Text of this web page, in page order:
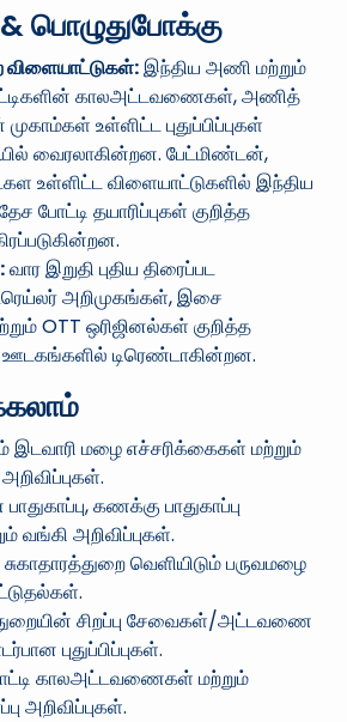
பொழுதுபோக்கு
விளையாட்டுகள்:இந்திய அணி மற்றும்
காலஅட்டவணைகள், அணித்
உள்ளிட்ட புதுப்பிப்புகள்
வைரலாகின்றன. பேட்மிண்டன்,
உள்ளிட்ட விளையாட்டுகளில் இந்திய
போட்டி தயாரிப்புகள் குறித்த
வார இறுதி புதிய திரைப்பட
அறிமுகங்கள், இசை
OTT ஒரிஜினல்கள் குறித்த
ஊடகங்களில் டிரெண்டாகின்றன.
இடவாரி மழை எச்சரிக்கைகள் மற்றும்
கணக்கு பாதுகாப்பு
வங்கி அறிவிப்புகள்.
சுகாதாரத்துறை வெளியிடும் பருவமழை
சிறப்பு சேவைகள்/அட்டவணை
புதுப்பிப்புகள்.
காலஅட்டவணைகள் மற்றும்
அறிவிப்புகள்.